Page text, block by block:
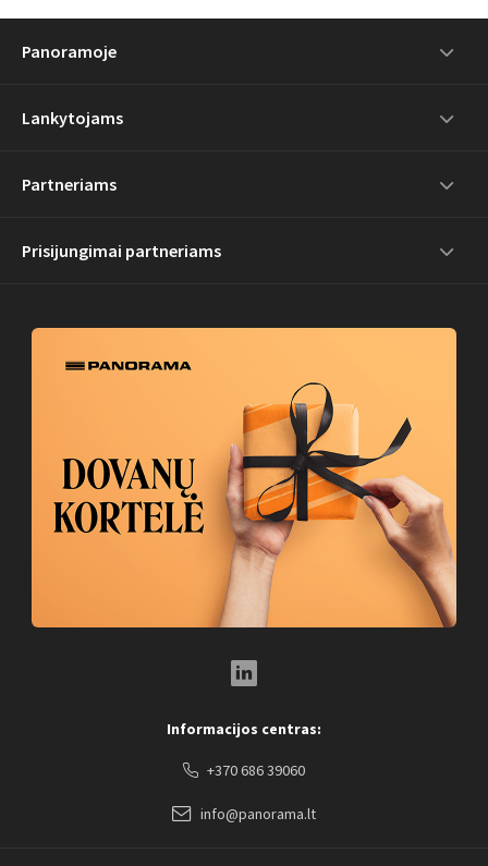
Panoramoje
Lankytojams
Partneriams
Prisijungimai partneriams
Informacijos centras:
+370 686 39060
info@panorama.lt